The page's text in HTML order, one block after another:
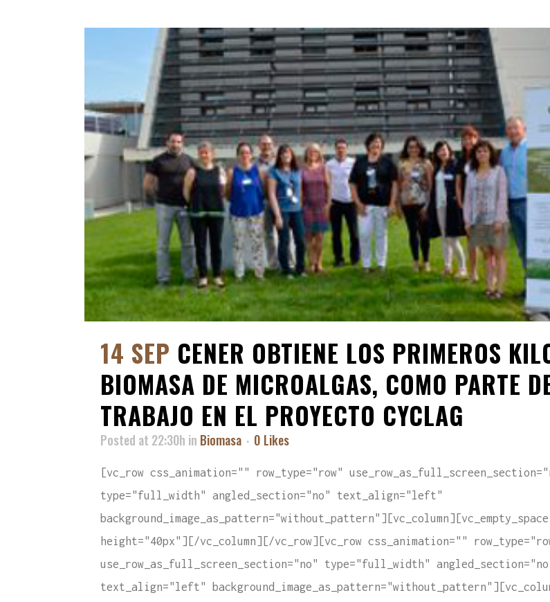
14 SEP CENER OBTIENE LOS PRIMEROS
BIOMASA DE MICROALGAS, COMO PARTE
TRABAJO EN EL PROYECTO CYCLAG
Posted at 22:30h in Biomasa 0 Likes
[vc_row css_animation="" row_type="row"
type="full_width" angled_section="no" text_align="left"
background_image_as_pattern="without_pattern"][vc_column][vc_empty_space
height="40px"][/vc_column][/vc_row][vc_row css_animation=""
use_row_as_full_screen_section="no" type="full_width"
text_align="left"